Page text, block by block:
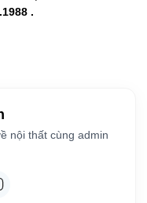
.
nội thất cùng admin